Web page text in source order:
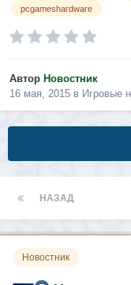
pcgameshardware
Автор Новостник
16 мая, 2015 в Игровые
НАЗАД
Новостник